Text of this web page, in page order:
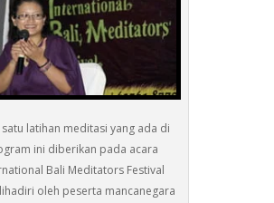
satu latihan meditasi yang ada di
ini diberikan pada acara
Bali Meditators Festival
oleh peserta mancanegara